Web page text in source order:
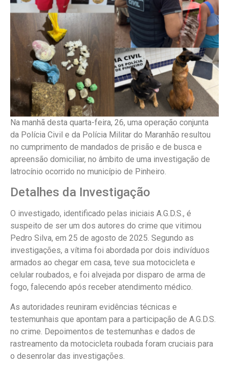
Na manhã desta quarta-feira, 26, uma operação conjunta
da Polícia Civil e da Polícia Militar do Maranhão resultou
no cumprimento de mandados de prisão e de busca e
apreensão domiciliar, no âmbito de uma investigação de
latrocínio ocorrido no município de Pinheiro.
Detalhes da Investigação
O investigado, identificado pelas iniciais A.G.D.S., é
suspeito de ser um dos autores do crime que vitimou
Pedro Silva, em 25 de agosto de 2025. Segundo as
investigações, a vítima foi abordada por dois indivíduos
armados ao chegar em casa, teve sua motocicleta e
celular roubados, e foi alvejada por disparo de arma de
fogo, falecendo após receber atendimento médico.
As autoridades reuniram evidências técnicas e
testemunhais que apontam para a participação de A.G.D.S.
no crime. Depoimentos de testemunhas e dados de
rastreamento da motocicleta roubada foram cruciais para
o desenrolar das investigações.